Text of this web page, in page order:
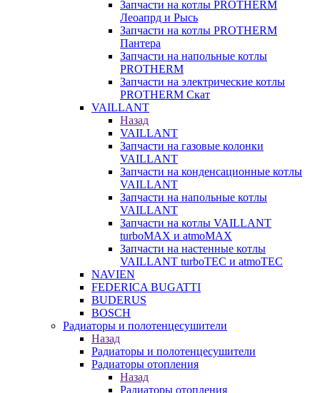
Запчасти на котлы PROTHERM
Леоапрд и Рысь
Запчасти на котлы PROTHERM
Пантера
Запчасти на напольные котлы
PROTHERM
Запчасти на электрические котлы
PROTHERM Скат
VAILLANT
Назад
VAILLANT
Запчасти на газовые колонки
VAILLANT
Запчасти на конденсационные котлы
VAILLANT
Запчасти на напольные котлы
VAILLANT
Запчасти на котлы VAILLANT
turboMAX и atmoMAX
Запчасти на настенные котлы
VAILLANT turboTEC и atmoTEC
NAVIEN
FEDERICA BUGATTI
BUDERUS
BOSCH
Радиаторы и полотенцесушители
Назад
Радиаторы и полотенцесушители
Радиаторы отопления
Назад
Радиаторы отопления